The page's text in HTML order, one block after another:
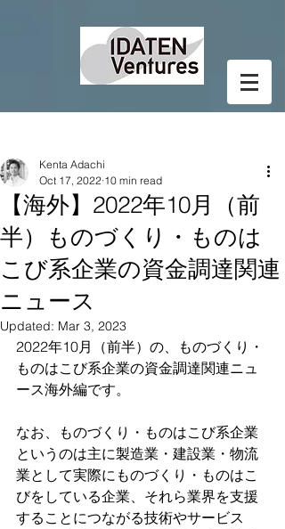
【海外】2022年10月（前
半）ものづくり・ものは
こび系企業の資金調達関連
ニュース
Kenta Adachi
Oct 17, 2022 10 min read
Updated: Mar 3, 2023
2022年10月（前半）の、ものづくり・
ものはこび系企業の資金調達関連ニュ
ース海外編です。
なお、ものづくり・ものはこび系企業
というのは主に製造業・建設業・物流
業として実際にものづくり・ものはこ
びをしている企業、それら業界を支援
することにつながる技術やサービス